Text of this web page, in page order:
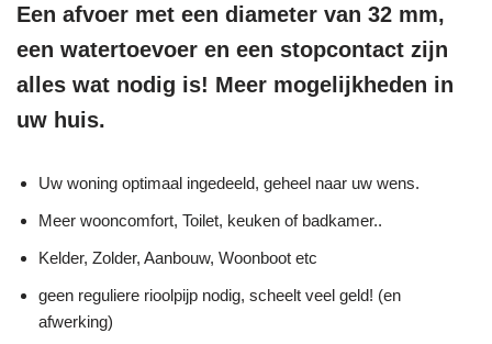
Een afvoer met een diameter van 32 mm,
een watertoevoer en een stopcontact zijn
alles wat nodig is! Meer mogelijkheden in
uw huis.
Uw woning optimaal ingedeeld, geheel naar uw wens.
Meer wooncomfort, Toilet, keuken of badkamer..
Kelder, Zolder, Aanbouw, Woonboot etc
geen reguliere rioolpijp nodig, scheelt veel geld! (en
afwerking)